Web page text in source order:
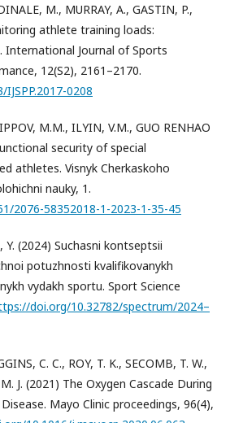
M., MURRAY, A., GASTIN, P.,
athlete training loads:
International Journal of Sports
12(S2), 2161–2170.
0208
M.M., ILYIN, V.M., GUO RENHAO
security of special
athletes. Visnyk Cherkaskoho
nauky, 1.
2076-58352018-1-2023-1-35-45
Y. (2024) Suchasni kontseptsii
potuzhnosti kvalifikovanykh
vydakh sportu. Sport Science
doi.org/10.32782/spectrum/2024–
C. C., ROY, T. K., SECOMB, T. W.,
M. J. (2021) The Oxygen Cascade During
Mayo Clinic proceedings, 96(4),